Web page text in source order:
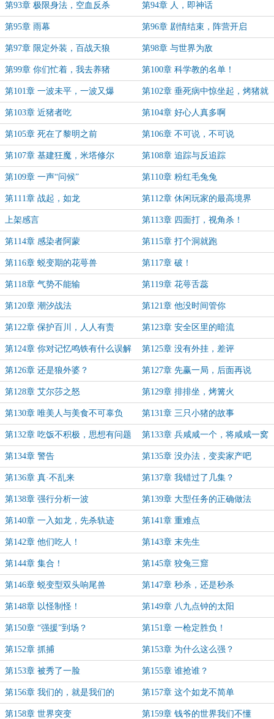
第93章 极限身法，空血反杀 第94章 人，即神话
第95章 雨幕 第96章 剧情结束，阵营开启
第97章 限定外装，百战天狼 第98章 与世界为敌
第99章 你们忙着，我去养猪 第100章 科学教的名单！
第101章 一波未平，一波又爆 第102章 垂死病中惊坐起，烤猪就
在院子里
第103章 近猪者吃 第104章 好心人真多啊
第105章 死在了黎明之前 第106章 不可说，不可说
第107章 基建狂魔，米塔修尔 第108章 追踪与反追踪
第109章 一声“问候” 第110章 粉红毛兔兔
第111章 战起，如龙 第112章 休闲玩家的最高境界
上架感言 第113章 四面打，视角杀！
第114章 感染者阿蒙 第115章 打个洞就跑
第116章 蜕变期的花萼兽 第117章 破！
第118章 气势不能输 第119章 花萼舌蕊
第120章 潮汐战法 第121章 他没时间管你
第122章 保护百川，人人有责 第123章 安全区里的暗流
第124章 你对记忆鸣铁有什么误解 第125章 没有外挂，差评
第126章 还是狼外婆？ 第127章 先赢一局，后面再说
第128章 艾尔莎之怒 第129章 排排坐，烤篝火
第130章 唯美人与美食不可辜负 第131章 三只小猪的故事
第132章 吃饭不积极，思想有问题 第133章 兵咸咸一个，将咸咸一窝
第134章 警告 第135章 没办法，变卖家产吧
第136章 真·不乱来 第137章 我错过了几集？
第138章 强行分析一波 第139章 大型任务的正确做法
第140章 一入如龙，先杀轨迹 第141章 重难点
第142章 他们吃人！ 第143章 末先生
第144章 集合！ 第145章 狡兔三窟
第146章 蜕变型双头响尾兽 第147章 秒杀，还是秒杀
第148章 以怪制怪！ 第149章 八九点钟的太阳
第150章 “强援”到场？ 第151章 一枪定胜负！
第152章 抓捕 第153章 为什么这么强？
第153章 被秀了一脸 第155章 谁抢谁？
第156章 我们的，就是我们的 第157章 这个如龙不简单
第158章 世界突变 第159章 钱爷的世界我们不懂